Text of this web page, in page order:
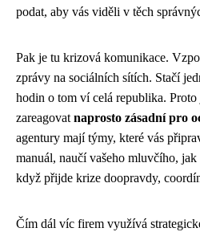
podat, aby vás viděli v těch
Pak je tu krizová komunikace.
zprávy na sociálních sítích. Stačí
hodin o tom ví celá republika. Proto
zareagovat naprosto zásadní pro
agentury mají týmy, které vás
manuál, naučí vašeho mluvčího,
když přijde krize doopravdy,
Čím dál víc firem využívá